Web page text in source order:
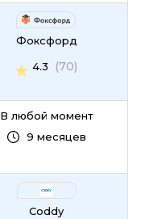
Фоксфорд
4.3
(70)
В любой момент
9 месяцев
Coddy